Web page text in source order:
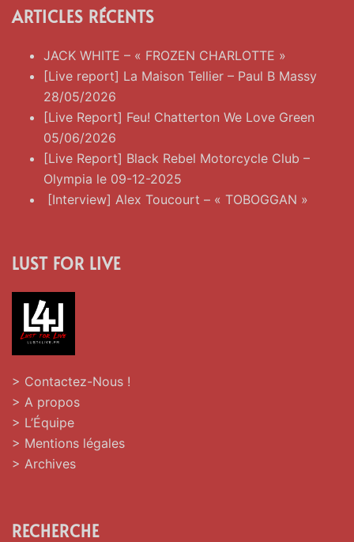
ARTICLES RÉCENTS
JACK WHITE – « FROZEN CHARLOTTE »
[Live report] La Maison Tellier – Paul B Massy
28/05/2026
[Live Report] Feu! Chatterton We Love Green
05/06/2026
[Live Report] Black Rebel Motorcycle Club –
Olympia le 09-12-2025
[Interview] Alex Toucourt – « TOBOGGAN »
LUST FOR LIVE
> Contactez-Nous !
> A propos
> L’Équipe
> Mentions légales
> Archives
RECHERCHE